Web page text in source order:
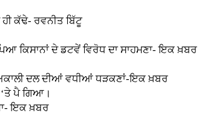
ਕੱਢੇ- ਰਵਨੀਤ ਬਿੱਟੂ
ਕਿਸਾਨਾਂ ਦੇ ਡਟਵੇਂ ਵਿਰੋਧ ਦਾ ਸਾਹਮਣਾ- ਇਕ ਖ਼ਬਰ
ਦਲ ਦੀਆਂ ਵਧੀਆਂ ਧੜਕਣਾਂ-ਇਕ ਖ਼ਬਰ
‘ਤੇ ਪੈ ਗਿਆ।
ਇਕ ਖ਼ਬਰ